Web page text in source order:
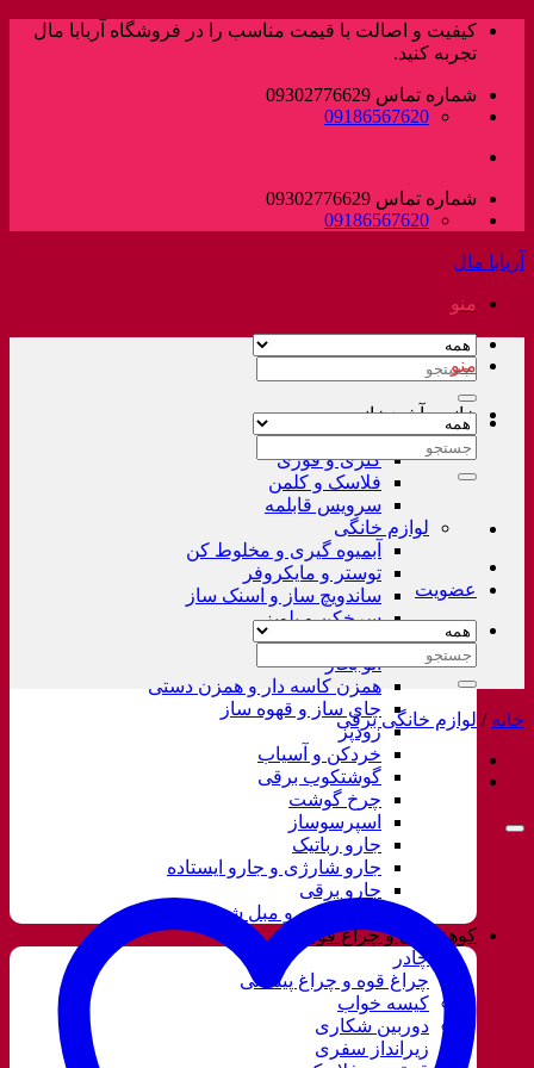
پرش
کیفیت و اصالت با قیمت مناسب را در فروشگاه آربابا مال
تجربه کنید.
شماره تماس 09302776629
09186567620
شماره تماس 09302776629
09186567620
آربابا مال
منو
جستجو
خانه و آشپزخانه
لوازم خانگی غیر برقی
کتری و قوری
فلاسک و کلمن
سرویس قابلمه
لوازم خانگی
آبمیوه گیری و مخلوط کن
توستر و مایکروفر
ساندویچ ساز و اسنک ساز
سرخکن و پلوپز
غذاساز
اتو بخار
همزن کاسه دار و همزن دستی
چای ساز و قهوه ساز
زودپز
خردکن و آسیاب
گوشتکوب برقی
چرخ گوشت
اسپرسوساز
جارو رباتیک
جارو شارژی و جارو ایستاده
جارو برقی
فرش شور و مبل شور
کوهنوردی و چراغ قوه
چادر
چراغ قوه و چراغ پیشانی
کیسه خواب
دوربین شکاری
زیرانداز سفری
منو
جستجو
عضویت
جستجو
خانه / لوازم خانگی برقی